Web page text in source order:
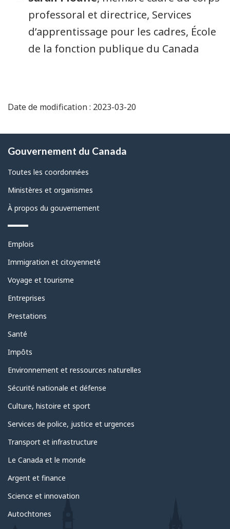
professoral et directrice, Services
d’apprentissage pour les cadres, École
de la fonction publique du Canada
Date de modification : 2023-03-20
propos
de
ce
Gouvernement du Canada
Toutes les coordonnées
Ministères et organismes
À propos du gouvernement
Thèmes
sujets
Emplois
Immigration et citoyenneté
Voyage et tourisme
Entreprises
Prestations
Santé
Impôts
Environnement et ressources naturelles
Sécurité nationale et défense
Culture, histoire et sport
Services de police, justice et urgences
Transport et infrastructure
Le Canada et le monde
Argent et finance
Science et innovation
Autochtones